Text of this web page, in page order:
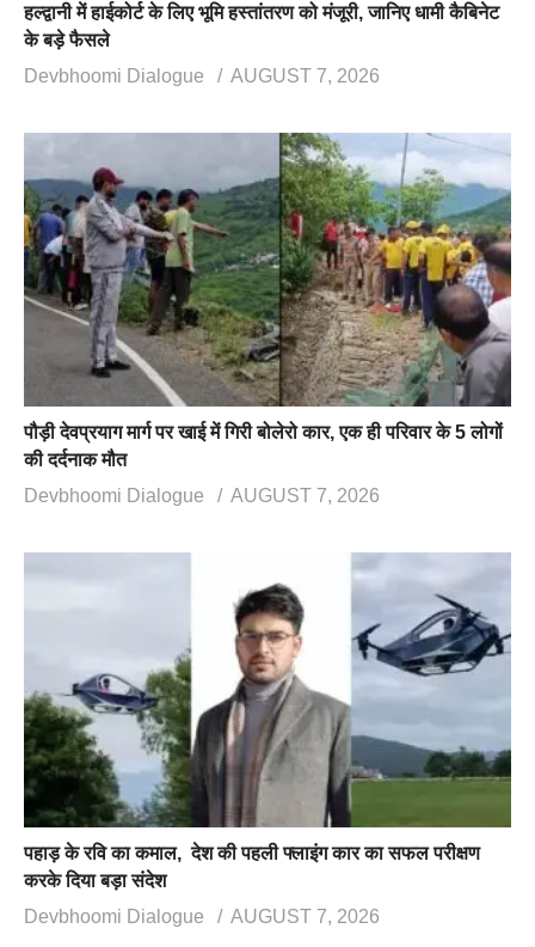
हल्द्वानी में हाईकोर्ट के लिए भूमि हस्तांतरण को मंजूरी, जानिए धामी कैबिनेट
के बड़े फैसले
Devbhoomi Dialogue
AUGUST 7, 2026
पौड़ी देवप्रयाग मार्ग पर खाई में गिरी बोलेरो कार, एक ही परिवार के 5 लोगों
की दर्दनाक मौत
Devbhoomi Dialogue
AUGUST 7, 2026
पहाड़ के रवि का कमाल, देश की पहली फ्लाइंग कार का सफल परीक्षण
करके दिया बड़ा संदेश
Devbhoomi Dialogue
AUGUST 7, 2026